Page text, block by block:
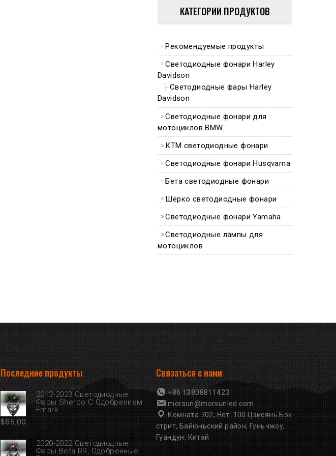
КАТЕГОРИИ ПРОДУКТОВ
Рекомендуемые продукты
Светодиодные фонари Harley
Davidson
Светодиодные фары Harley
Davidson
Светодиодные фонари для
мотоциклов BMW
КТМ светодиодные фонари
Светодиодные фонари Husqvarna
Бета светодиодные фонари
Шерко светодиодные фонари
Светодиодные фонари Yamaha
Светодиодные лампы для
мотоциклов
Последние продукты
2012-2023 Светодиодные
Фары Sherco С Одобрением
Emark
$65.00
2020-2022 Светодиодные
Фары Beta RR, Одобренные
Связаться с нами
+86 13808811423
morsun@morsunled.com
Комната 702, Нет. 100 Цзисянь Бэк-
стрит, Байюньский район, Гуньчжоу,
Гуандун, Китай